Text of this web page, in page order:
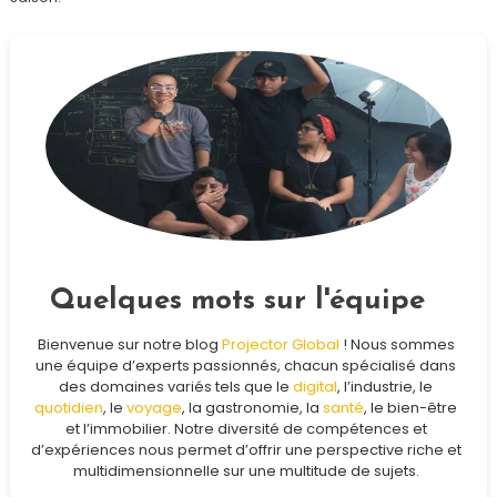
Quelques mots sur l'équipe
Bienvenue sur notre blog Projector Global ! Nous sommes
une équipe d’experts passionnés, chacun spécialisé dans
des domaines variés tels que le digital, l’industrie, le
quotidien, le voyage, la gastronomie, la santé, le bien-être
et l’immobilier. Notre diversité de compétences et
d’expériences nous permet d’offrir une perspective riche et
multidimensionnelle sur une multitude de sujets.